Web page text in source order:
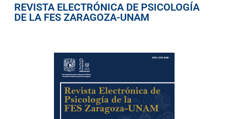
REVISTA ELECTRÓNICA DE PSICOLOGÍA
DE LA FES ZARAGOZA-UNAM